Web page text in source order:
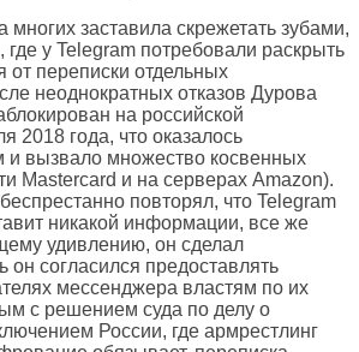
заставила скрежетать зубами,
у Telegram потребовали раскрыть
переписки отдельных
неоднократных отказов Дурова
на российской
2018 года, что оказалось
вызвало множество косвенных
Mastercard и на серверах Amazon).
повторял, что Telegram
никакой информации, все же
удивлению, он сделал
он согласился предоставлять
мессенджера властям по их
с решением суда по делу о
России, где армрестлинг